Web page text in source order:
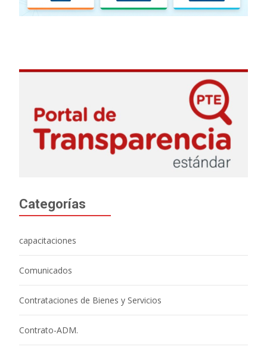
Categorías
capacitaciones
Comunicados
Contrataciones de Bienes y Servicios
Contrato-ADM.